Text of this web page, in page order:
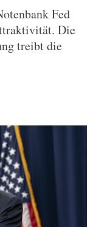
Fed
Die
treibt die